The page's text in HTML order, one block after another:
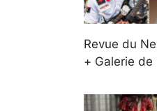
Revue du
+ Galerie de